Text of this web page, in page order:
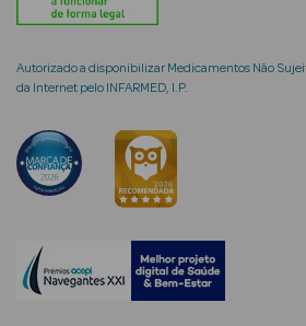
Cosmética
Rosto
Hidratantes
Séruns Faciais
Anti-
Autorizado a disponibilizar Medicamentos Não
da Internet pelo INFARMED, I.P.